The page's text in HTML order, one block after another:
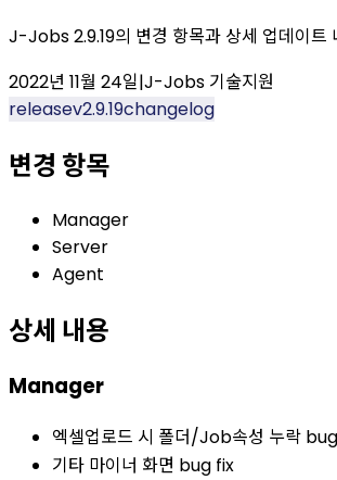
J-Jobs 2.9.19의 변경 항목과 상세 업데이트
2022년 11월 24일|J-Jobs 기술지원
releasev2.9.19changelog
변경 항목
Manager
Server
Agent
상세 내용
Manager
엑셀업로드 시 폴더/Job속성 누락
기타 마이너 화면 bug fix